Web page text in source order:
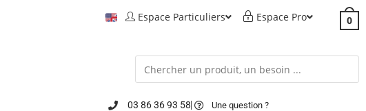
Espace Particuliers Espace Pro 0
03 86 36 93 58 Une question ?